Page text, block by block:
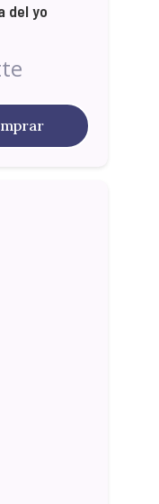
del yo